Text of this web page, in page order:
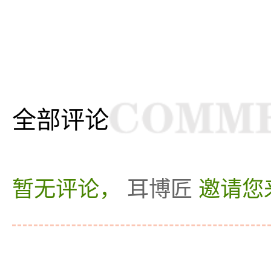
全部评论
暂无评论， 耳博匠 邀请您